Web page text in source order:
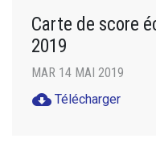
Carte de score
2019
MAR 14 MAI 2019
cloud_download Télécharger